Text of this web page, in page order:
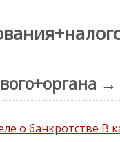
о банкротстве В